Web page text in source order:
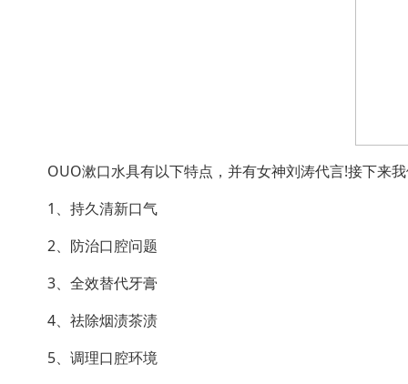
OUO漱口水具有以下特点，并有女神刘涛代言!接下来
1、持久清新口气
2、防治口腔问题
3、全效替代牙膏
4、祛除烟渍茶渍
5、调理口腔环境